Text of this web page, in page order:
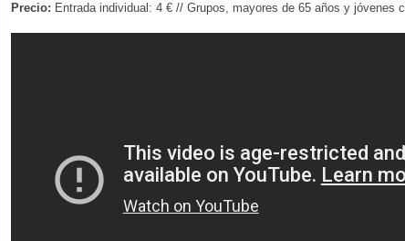
Precio: Entrada individual: 4 € // Grupos, mayores de 65 años y jóvenes